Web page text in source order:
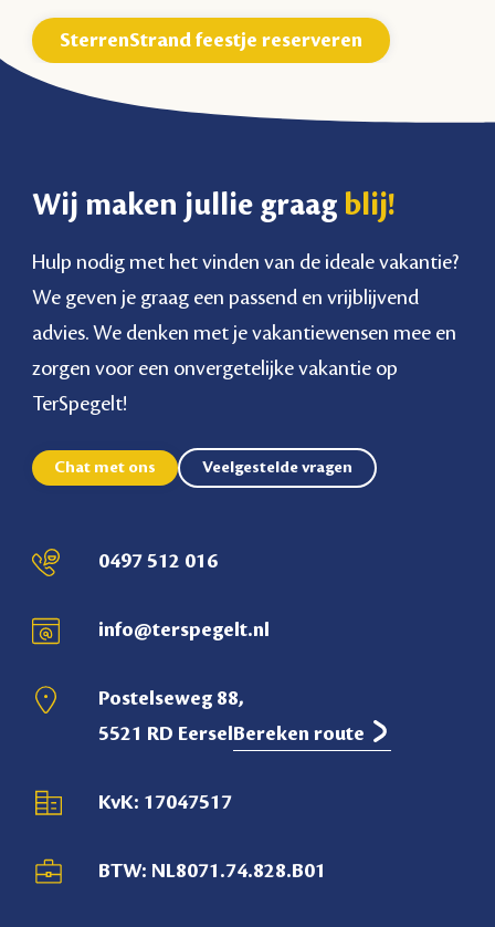
SterrenStrand feestje reserveren
Wij maken jullie graag blij!
Hulp nodig met het vinden van de ideale vakantie?
We geven je graag een passend en vrijblijvend
advies. We denken met je vakantiewensen mee en
zorgen voor een onvergetelijke vakantie op
TerSpegelt!
Chat met ons Veelgestelde vragen
0497 512 016
info@terspegelt.nl
Postelseweg 88,
5521 RD Eersel Bereken route
KvK: 17047517
BTW: NL8071.74.828.B01